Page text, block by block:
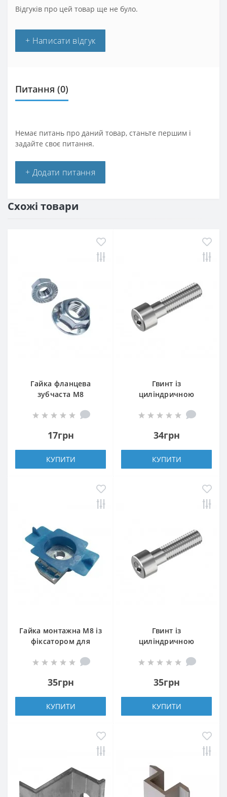
Відгуків про цей товар ще не було.
+ Написати відгук
Питання (0)
Немає питань про даний товар, станьте першим і
задайте своє питання.
+ Додати питання
Схожі товари
Гайка фланцева
зубчаста М8
17грн
КУПИТИ
Гвинт із
циліндричною
внутрішнім
16
34грн
КУПИТИ
Гайка монтажна М8 із
фіксатором для
панелей
35грн
КУПИТИ
Гвинт із
циліндричною
внутрішнім
35
35грн
КУПИТИ